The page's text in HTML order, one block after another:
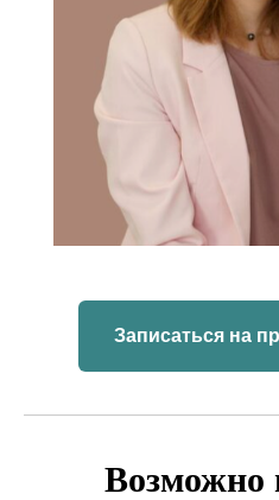
Записаться на
Возможно